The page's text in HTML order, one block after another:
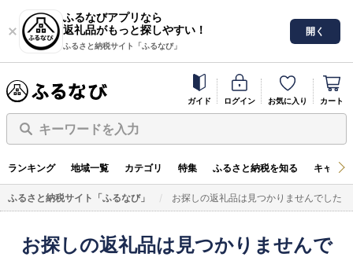
ふるなびアプリなら
返礼品がもっと探しやすい！
ふるさと納税サイト「ふるなび」
開く
ガイド ログイン お気に入り カート
キーワードを入力
ランキング 地域一覧 カテゴリ 特集 ふるさと納税を知る キャン
ふるさと納税サイト「ふるなび」 お探しの返礼品は見つかりませんでした
お探しの返礼品は見つかりませんで